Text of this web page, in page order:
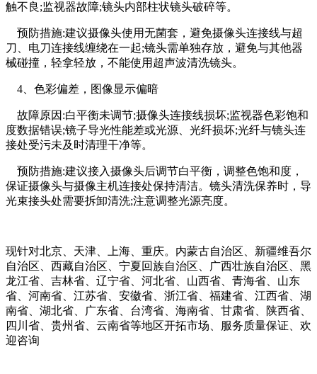
触不良;监视器故障;镜头内部柱状镜头破碎等。
预防措施:建议摄像头使用无菌套，避免摄像头连接线与超
刀、电刀连接线缠绕在一起;镜头需单独存放，避免与其他器
械碰撞，轻拿轻放，不能使用超声波清洗镜头。
4、色彩偏差，图像显示偏暗
故障原因:白平衡未调节;摄像头连接线损坏;监视器色彩饱和
度数据错误;镜子导光性能差或光源、光纤损坏;光纤与镜头连
接处受污未及时清理干净等。
预防措施:建议接入摄像头后调节白平衡，调整色饱和度，
保证摄像头与摄像主机连接处保持清洁。镜头清洗保养时，导
光束接头处需要拆卸清洗;注意调整光源亮度。
现针对北京、天津、上海、重庆。内蒙古自治区、新疆维吾尔
自治区、西藏自治区、宁夏回族自治区、广西壮族自治区、黑
龙江省、吉林省、辽宁省、河北省、山西省、青海省、山东
省、河南省、江苏省、安徽省、浙江省、福建省、江西省、湖
南省、湖北省、广东省、台湾省、海南省、甘肃省、陕西省、
四川省、贵州省、云南省等地区开拓市场、服务质量保证、欢
迎咨询